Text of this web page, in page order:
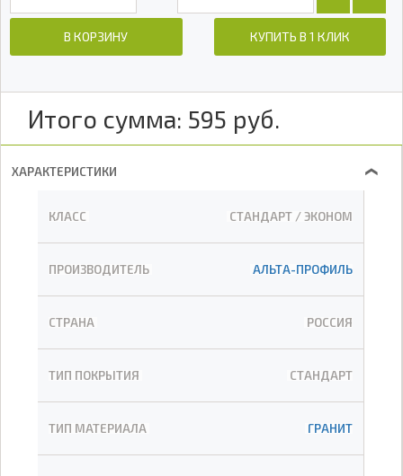
В КОРЗИНУ КУПИТЬ В 1 КЛИК
Итого сумма: 595 руб.
ХАРАКТЕРИСТИКИ ❯
КЛАСС СТАНДАРТ / ЭКОНОМ
ПРОИЗВОДИТЕЛЬ АЛЬТА-ПРОФИЛЬ
СТРАНА РОССИЯ
ТИП ПОКРЫТИЯ СТАНДАРТ
ТИП МАТЕРИАЛА ГРАНИТ